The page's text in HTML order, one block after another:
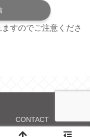
すのでご注意くださ
CONTACT